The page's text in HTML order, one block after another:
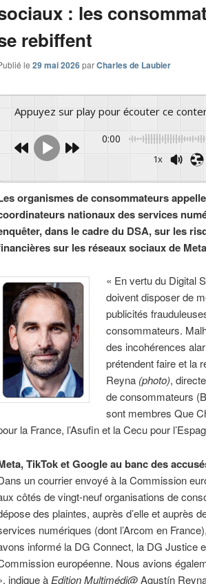
: les
rebiffent
le 29 mai 2026parCharles de Laubier
Appuyez sur play pour écouter ce
0:00
1x
organismes de consommateurs
nationaux des services
dans le cadre du DSA, sur les
sur les réseaux sociaux de
« En vertu du Digital
doivent disposer de
publicités
consommateurs.
des incohérences
prétendent faire et la
Reyna (photo),
de consommateurs
sont membres Que
la France, l’Asufin et la Cecu pour
TikTok et Google au banc des
un courrier envoyé à la Commission
côtés de vingt-neuf organisations de
des plaintes, auprès d’elle et auprès
numériques (dont l’Arcom en
informé la DG Connect, la DG Justice
européenne. Nous avions
indique à Edition Multimédi@Agustín